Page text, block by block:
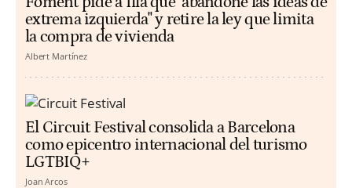
extrema izquierda" y retire la ley que limita
la compra de vivienda
Albert Martínez
El Circuit Festival consolida a Barcelona
como epicentro internacional del turismo
LGTBIQ+
Joan Arcos